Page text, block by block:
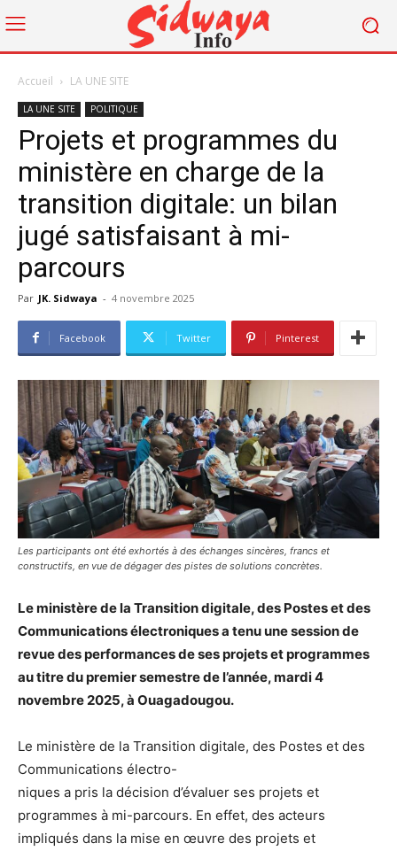
Accueil LA UNE SITE
LA UNE SITE POLITIQUE
Projets et programmes du
ministère en charge de la
transition digitale: un bilan
jugé satisfaisant à mi-
parcours
Par JK. Sidwaya - 4 novembre 2025
Facebook Twitter Pinterest
Les participants ont été exhortés à des échanges sincères, francs et
constructifs, en vue de dégager des pistes de solutions concrètes.
Le ministère de la Transition digitale, des Postes et des
Communications électroniques a tenu une session de
revue des performances de ses projets et programmes
au titre du premier semestre de l’année, mardi 4
novembre 2025, à Ouagadougou.
Le ministère de la Transition digitale, des Postes et des
Communications électro-
niques a pris la décision d’évaluer ses projets et
programmes à mi-parcours. En effet, des acteurs
impliqués dans la mise en œuvre des projets et